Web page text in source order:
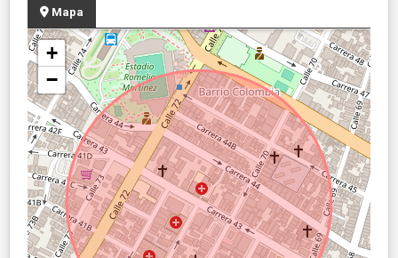
Mapa
+
−